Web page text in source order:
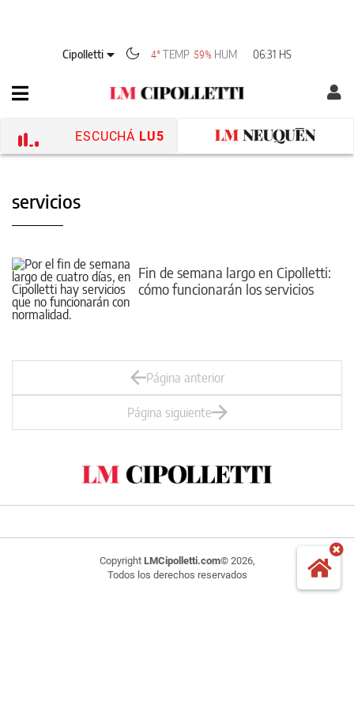
Cipolletti 4° TEMP 59% HUM 06:31 HS
ESCUCHÁ LU5
servicios
Fin de semana largo en Cipolletti:
cómo funcionarán los servicios
Página anterior
Página siguiente
Copyright LMCipolletti.com© 2026,
Todos los derechos reservados